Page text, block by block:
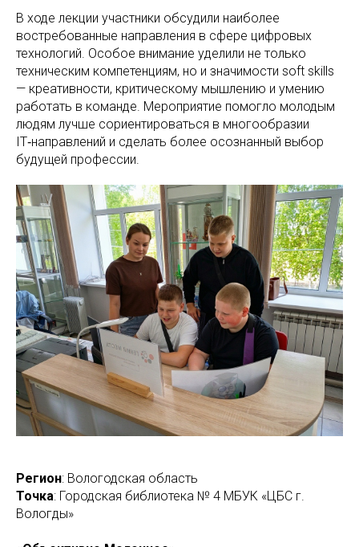
В ходе лекции участники обсудили наиболее
востребованные направления в сфере цифровых
технологий. Особое внимание уделили не только
техническим компетенциям, но и значимости soft skills
— креативности, критическому мышлению и умению
работать в команде. Мероприятие помогло молодым
людям лучше сориентироваться в многообразии
IT‑направлений и сделать более осознанный выбор
будущей профессии.
Регион: Вологодская область
Точка: Городская библиотека № 4 МБУК «ЦБС г.
Вологды»